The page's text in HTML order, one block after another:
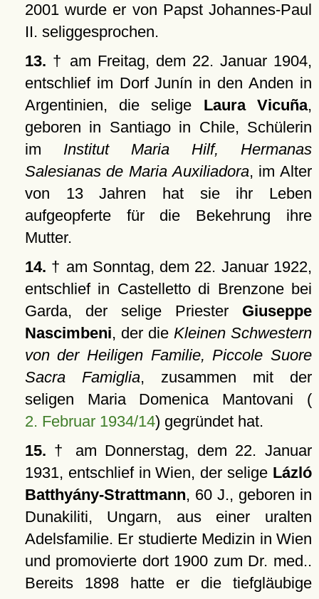
2001 wurde er von Papst Johannes-Paul
II. seliggesprochen.
13. † am Freitag, dem 22. Januar 1904,
entschlief im Dorf Junín in den Anden in
Argentinien, die selige Laura Vicuña,
geboren in Santiago in Chile, Schülerin
im Institut Maria Hilf, Hermanas
Salesianas de Maria Auxiliadora, im Alter
von 13 Jahren hat sie ihr Leben
aufgeopferte für die Bekehrung ihre
Mutter.
14. † am Sonntag, dem 22. Januar 1922,
entschlief in Castelletto di Brenzone bei
Garda, der selige Priester Giuseppe
Nascimbeni, der die Kleinen Schwestern
von der Heiligen Familie, Piccole Suore
Sacra Famiglia, zusammen mit der
seligen Maria Domenica Mantovani (
2. Februar 1934/14) gegründet hat.
15. † am Donnerstag, dem 22. Januar
1931, entschlief in Wien, der selige Lázló
Batthyány-Strattmann, 60 J., geboren in
Dunakiliti, Ungarn, aus einer uralten
Adelsfamilie. Er studierte Medizin in Wien
und promovierte dort 1900 zum Dr. med..
Bereits 1898 hatte er die tiefgläubige